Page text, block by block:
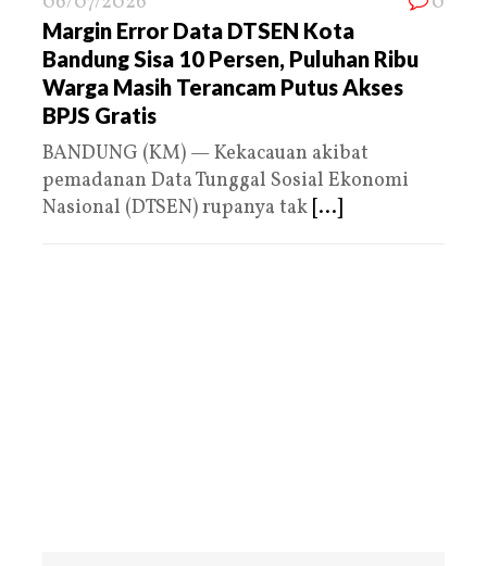
Margin Error Data DTSEN Kota
Bandung Sisa 10 Persen, Puluhan Ribu
Warga Masih Terancam Putus Akses
BPJS Gratis
BANDUNG (KM) — Kekacauan akibat
pemadanan Data Tunggal Sosial Ekonomi
Nasional (DTSEN) rupanya tak [...]